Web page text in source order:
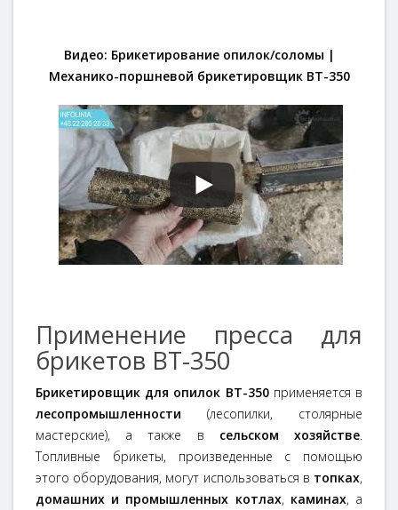
Видео: Брикетирование опилок/соломы |
Механико-поршневой брикетировщик BT-350
Применение пресса для
брикетов BT-350
Брикетировщик для опилок BT-350 применяется в
лесопромышленности (лесопилки, столярные
мастерские), а также в сельском хозяйстве
Топливные брикеты, произведенные с помощью
этого оборудования, могут использоваться в топках,
домашних и промышленных котлах, каминах, а